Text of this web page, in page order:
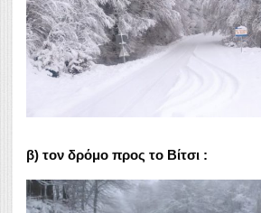
β) τον δρόμο προς το Βίτσι :